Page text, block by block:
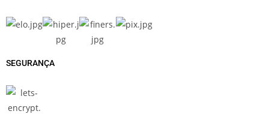
SEGURANÇA